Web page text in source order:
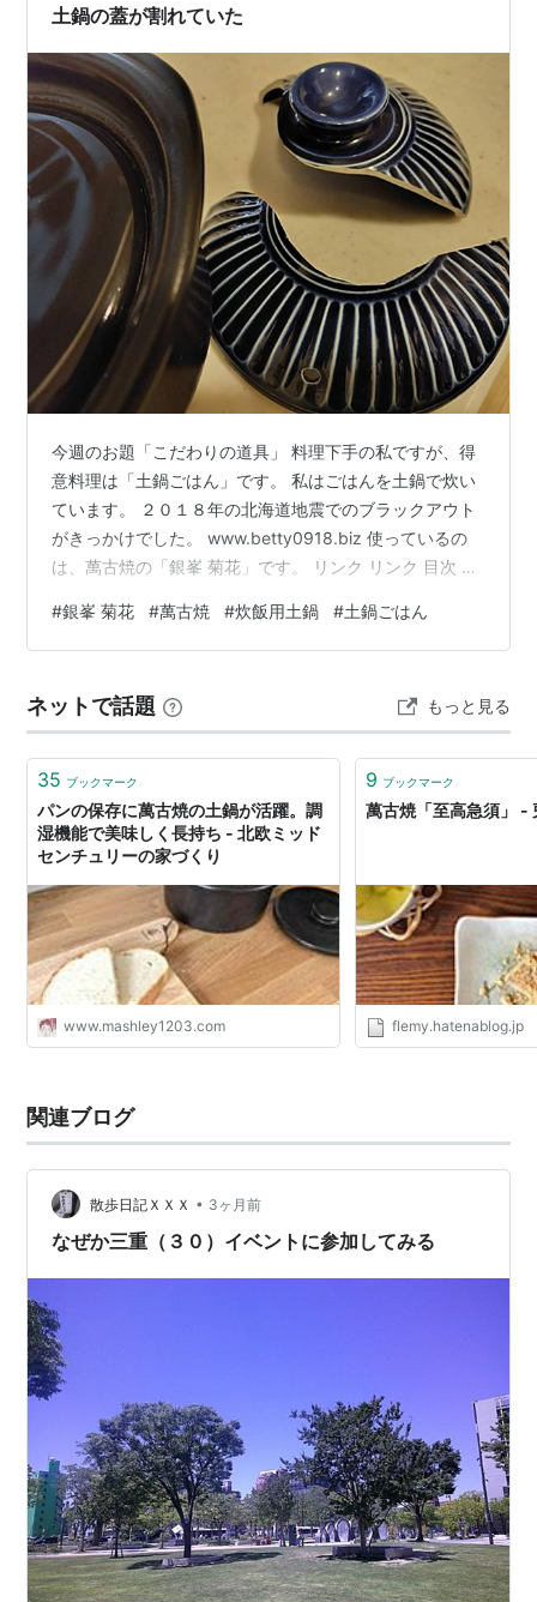
土鍋の蓋が割れていた
今週のお題「こだわりの道具」 料理下手の私ですが、得
意料理は「土鍋ごはん」です。 私はごはんを土鍋で炊い
ています。 ２０１８年の北海道地震でのブラックアウト
がきっかけでした。 www.betty0918.biz 使っているの
は、萬古焼の「銀峯 菊花」です。 リンク リンク 目次 蓋
土鍋は？ 私が「菊花」を好きな理由 蓋が割れていた 炊
飯専用の土鍋、使いだして６年半。 昨年には少し欠けた
かし、冷蔵庫が壊れてから自炊をやめていて、ようやく
新しい冷蔵庫が到着、１週間ぶりにごはん…
#銀峯 菊花 #萬古焼 #炊飯用土鍋 #土鍋ごはん
ネットで話題 もっと見る
35 ブックマーク
パンの保存に萬古焼の土鍋が活躍。調
湿機能で美味しく長持ち - 北欧ミッド
センチュリーの家づくり
www.mashley1203.com
9 ブックマーク
萬古焼「至高急須」 -
flemy.hatenablog.jp
関連ブログ
散歩日記ＸＸＸ • 3ヶ月前
なぜか三重（３０）イベントに参加してみる